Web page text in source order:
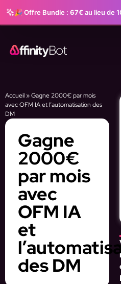
🎉 Offre Bundle : 67€ au lieu de
Accueil»Gagne 2000€ par mois
avec OFM IA et l’automatisation des
DM
Gagne
2000€
par mois
avec
OFM IA
et
des DM